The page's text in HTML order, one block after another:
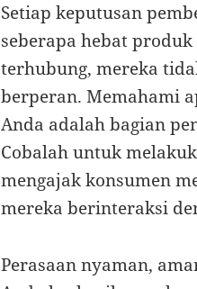
Setiap keputusan
seberapa hebat
terhubung, mereka
berperan. Memahami
Anda adalah bagian
Cobalah untuk
mengajak konsumen
mereka berinteraksi
Perasaan nyaman,